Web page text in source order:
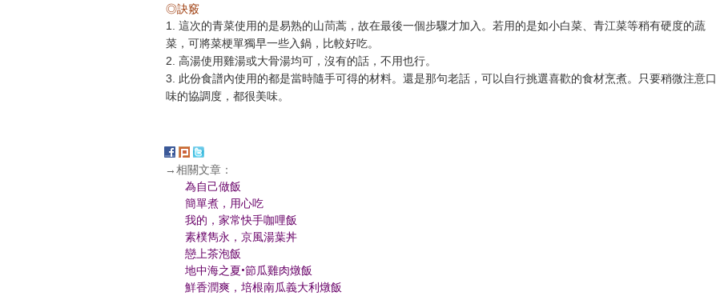
◎訣竅
1. 這次的青菜使用的是易熟的山茼蒿，故在最後一個步驟才加入。若用的是如小白菜、青江菜等稍有硬度的蔬
菜，可將菜梗單獨早一些入鍋，比較好吃。
2. 高湯使用雞湯或大骨湯均可，沒有的話，不用也行。
3. 此份食譜內使用的都是當時隨手可得的材料。還是那句老話，可以自行挑選喜歡的食材烹煮。只要稍微注意口
味的協調度，都很美味。
→相關文章：
為自己做飯
簡單煮，用心吃
我的，家常快手咖哩飯
素樸雋永，京風湯葉丼
戀上茶泡飯
地中海之夏•節瓜雞肉燉飯
鮮香潤爽，培根南瓜義大利燉飯